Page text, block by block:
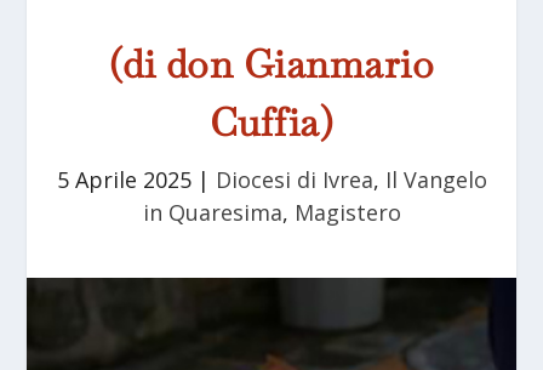
(di don Gianmario
Cuffia)
5 Aprile 2025| Diocesi di Ivrea, Il Vangelo
in Quaresima, Magistero